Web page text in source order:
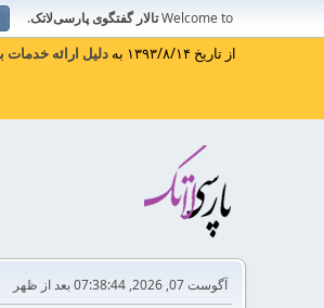
Welcome toتالار گفتگوی پارسی‌لاتک.
از تاریخ ۱۳۹۳/۸/۱۴ به دلیل ارائه خدمات
آگوست 07, 2026, 07:38:44 بعد از ظهر